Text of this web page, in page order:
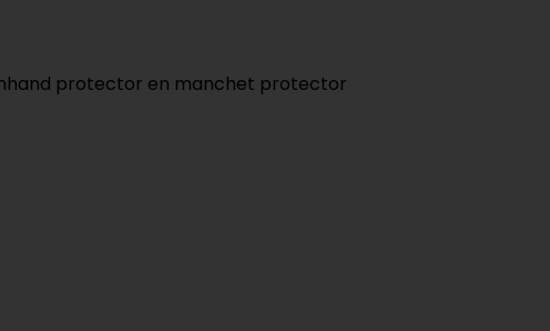
protector en manchet protector